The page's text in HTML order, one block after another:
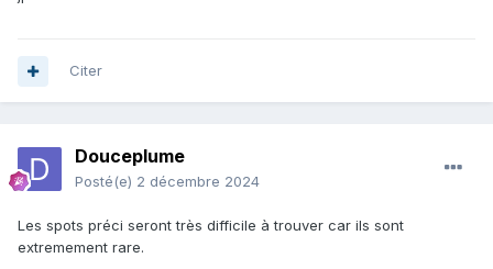
Citer
Douceplume
Posté(e) 2 décembre 2024
Les spots préci seront très difficile à trouver car ils sont
extremement rare.